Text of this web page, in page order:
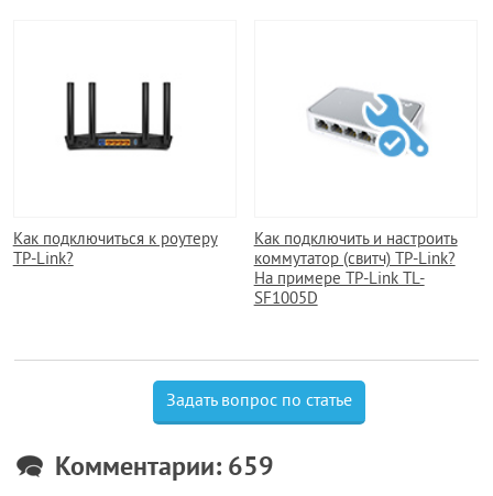
Как подключиться к роутеру
TP-Link?
Как подключить и настроить
коммутатор (свитч) TP-Link?
На примере TP-Link TL-
SF1005D
Задать вопрос по статье
Комментарии: 659